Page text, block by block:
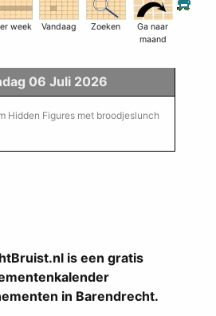
week Vandaag Zoeken
Ga naar
maand
06 Juli 2026
Hidden Figures met broodjeslunch
is een gratis
in Barendrecht.